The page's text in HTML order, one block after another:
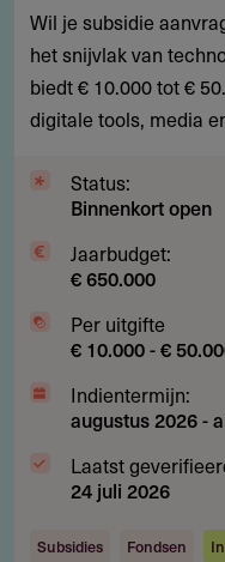
50.000
voor
digitale
cultuur
mediakunstprojecten
Wil je subsidie
het snijvlak van
biedt € 10.000 tot €
digitale tools, media
Status:
Binnenkort open
Jaarbudget:
€ 650.000
Per uitgifte
€ 10.000 - €
Indientermijn:
augustus 2026-
Laatst
24 juli 2026
Subsidies Fondsen